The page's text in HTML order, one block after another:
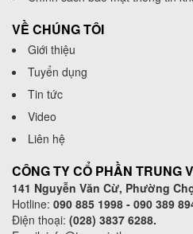
VỀ CHÚNG TÔI
Giới thiệu
Tuyển dụng
Tin tức
Video
Liên hệ
CÔNG TY CỔ PHẦN TRUNG
141 Nguyễn Văn Cừ, Phường
Hotline: 090 885 1998 - 090 389
Điện thoại: (028) 3837 6288.